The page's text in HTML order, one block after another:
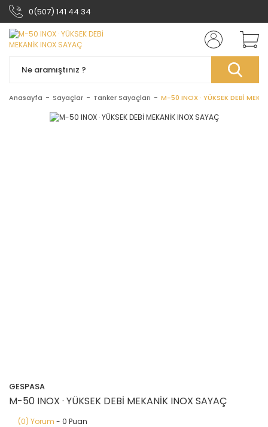
0(507) 141 44 34
Anasayfa Sayaçlar Tanker Sayaçları M-50 INOX · YÜKSEK DEBİ
GESPASA
M-50 INOX · YÜKSEK DEBİ MEKANİK INOX SAYAÇ
(0) Yorum - 0 Puan